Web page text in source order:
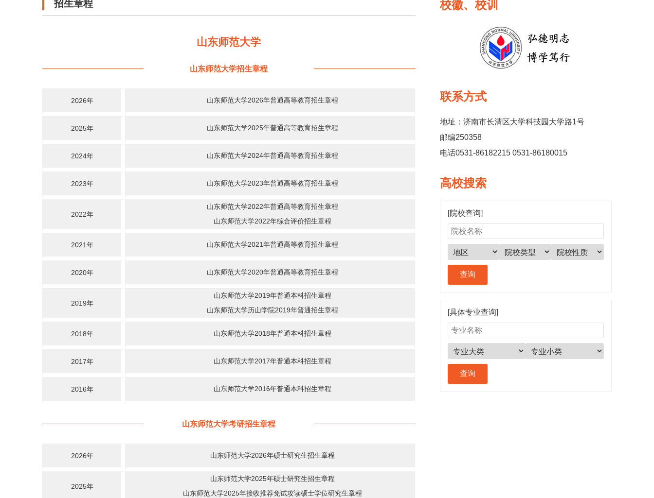
招生章程
山东师范大学
山东师范大学招生章程
2026年 山东师范大学2026年普通高等教育招生章程
2025年 山东师范大学2025年普通高等教育招生章程
2024年 山东师范大学2024年普通高等教育招生章程
2023年 山东师范大学2023年普通高等教育招生章程
2022年
山东师范大学2022年普通高等教育招生章程
山东师范大学2022年综合评价招生章程
2021年 山东师范大学2021年普通高等教育招生章程
2020年 山东师范大学2020年普通高等教育招生章程
2019年
山东师范大学2019年普通本科招生章程
山东师范大学历山学院2019年普通招生章程
2018年 山东师范大学2018年普通本科招生章程
2017年 山东师范大学2017年普通本科招生章程
2016年 山东师范大学2016年普通本科招生章程
山东师范大学考研招生章程
2026年 山东师范大学2026年硕士研究生招生章程
2025年
山东师范大学2025年硕士研究生招生章程
山东师范大学2025年接收推荐免试攻读硕士学位研究生章程
校徽、校训
联系方式
地址：济南市长清区大学科技园大学路1号
邮编250358
电话0531-86182215 0531-86180015
高校搜索
[院校查询]
[具体专业查询]